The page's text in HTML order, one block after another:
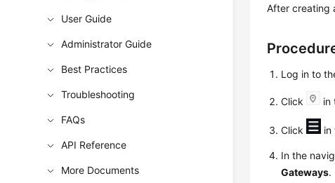
User Guide
Administrator Guide
Best Practices
Troubleshooting
FAQs
API Reference
More Documents
After creating
Log in to
Click in
Click in
In the
Gateways.